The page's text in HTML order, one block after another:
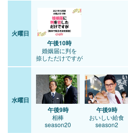
火曜日
午後10時
婚姻届に判を
捺しただけですが
水曜日
午後9時
相棒
season20
午後9時
おいしい給食
season2